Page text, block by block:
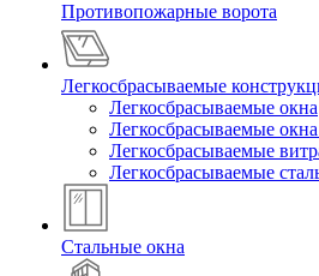
Противопожарные ворота
Легкосбрасываемые
Легкосбрасываемые окна
Легкосбрасываемые
Легкосбрасываемые
Легкосбрасываемые
Стальные окна